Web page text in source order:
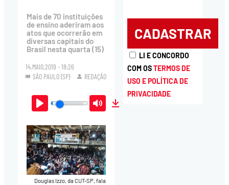
Mais de 70 instituições
de ensino aderiram aos
atos que ocorrerão em
diversas capitais do
Brasil nesta quarta (15)
14.MAIO.2019 - 18:26
SÃO PAULO (SP)
REDAÇÃO
Play Mute
Douglas Izzo, da CUT-SP, fala
LI E CONCORDO
COM OSTERMOS DE
USO E POLÍTICA DE
PRIVACIDADE